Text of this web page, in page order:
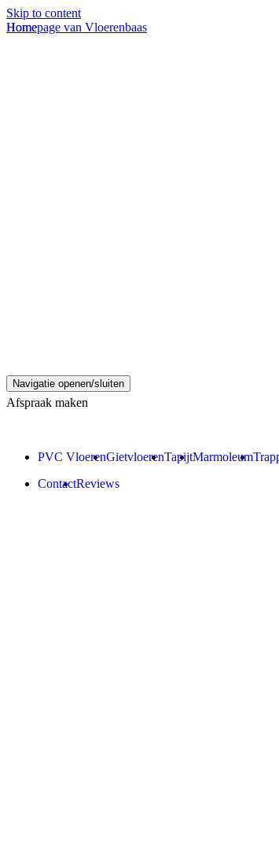
Skip to content
Homepage van Vloerenbaas
Navigatie openen/sluiten
Afspraak maken
PVC VloerenGietvloerenTapijtMarmoleum
ContactReviews
Home